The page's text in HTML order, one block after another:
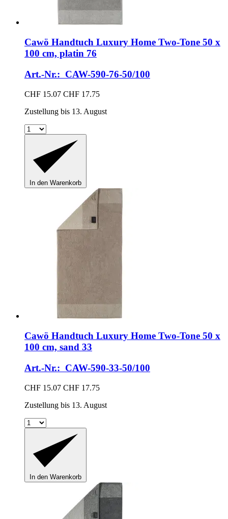
Cawö Handtuch Luxury Home Two-​Tone 50 x
100 cm, platin 76
Art.-Nr.: CAW-590-76-50/100
CHF 15.07 CHF 17.75
Zustellung bis 13. August
In den Warenkorb
Cawö Handtuch Luxury Home Two-​Tone 50 x
100 cm, sand 33
Art.-Nr.: CAW-590-33-50/100
CHF 15.07 CHF 17.75
Zustellung bis 13. August
In den Warenkorb